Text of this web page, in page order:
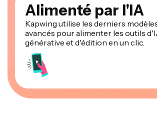
Alimenté par l'IA
Kapwing utilise les derniers
avancés pour alimenter les outils
générative et d'édition en un clic.